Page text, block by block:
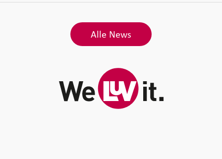
Alle News